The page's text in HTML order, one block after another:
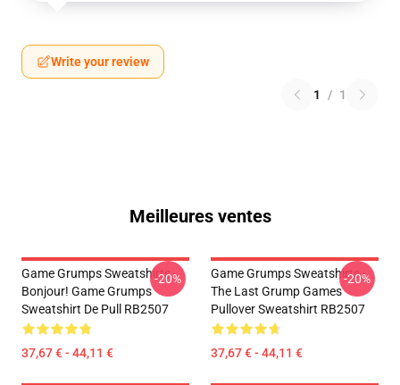
Write your review
1 / 1
Meilleures ventes
Game Grumps Sweatshirts -
Bonjour! Game Grumps
Sweatshirt De Pull RB2507
37,67 € - 44,11 €
-20%
Game Grumps Sweatshirts -
The Last Grump Games
Pullover Sweatshirt RB2507
37,67 € - 44,11 €
-20%